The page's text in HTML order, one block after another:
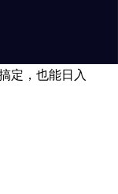
定，也能日入